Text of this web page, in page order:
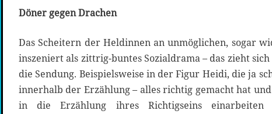
Döner gegen Drachen
Das Scheitern der Heldinnen an unmöglichen, sogar
inszeniert als zittrig-buntes Sozialdrama – das zieht
die Sendung. Beispielsweise in der Figur Heidi, die ja
innerhalb der Erzählung – alles richtig gemacht hat
in die Erzählung ihres Richtigseins